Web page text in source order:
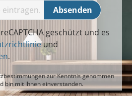
Absenden
geschützt und es
und
.
zur Kenntnis genommen
bin mit ihnen einverstanden.